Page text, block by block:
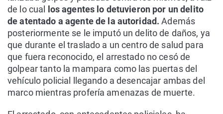
de lo cual
los agentes lo detuvieron por un delito
de atentado a agente de la autoridad. Además
posteriormente se le imputó un delito de daños, ya
que durante el traslado a un centro de salud para
que fuera reconocido, el arrestado no cesó de
golpear tanto la mampara como las puertas del
vehículo policial llegando a desencajar ambas del
marco mientras profería amenazas de muerte.